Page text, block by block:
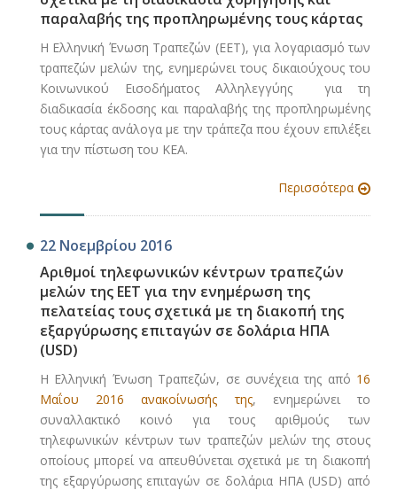
παραλαβής της προπληρωμένης τους κάρτας
Η Ελληνική Ένωση Τραπεζών (ΕΕΤ), για λογαριασμό των
τραπεζών μελών της, ενημερώνει τους δικαιούχους του
Κοινωνικού Εισοδήματος Αλληλεγγύης για τη
διαδικασία έκδοσης και παραλαβής της προπληρωμένης
τους κάρτας ανάλογα με την τράπεζα που έχουν επιλέξει
για την πίστωση του ΚΕΑ.
Περισσότερα
22 Νοεμβρίου 2016
Αριθμοί τηλεφωνικών κέντρων τραπεζών
μελών της ΕΕΤ για την ενημέρωση της
πελατείας τους σχετικά με τη διακοπή της
εξαργύρωσης επιταγών σε δολάρια ΗΠΑ
(USD)
Η Ελληνική Ένωση Τραπεζών, σε συνέχεια της από 16
Μαΐου 2016 ανακοίνωσής της, ενημερώνει το
συναλλακτικό κοινό για τους αριθμούς των
τηλεφωνικών κέντρων των τραπεζών μελών της στους
οποίους μπορεί να απευθύνεται σχετικά με τη διακοπή
της εξαργύρωσης επιταγών σε δολάρια ΗΠΑ (USD) από